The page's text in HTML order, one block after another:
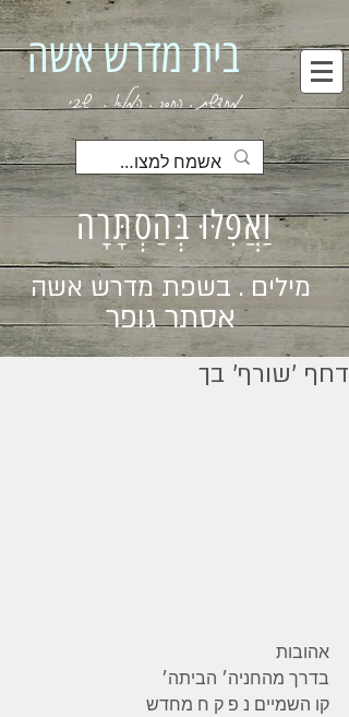
בית מדרש אשה
מחדשת . החסר . המלא . שבי
וַאֲפִלּוּ בְּהַסְתָּרָה
מילים . בשפת מדרש אשה
אסתר גופר
דחף ׳שורף׳ בך
אהובות
בדרך מהחניה׳ הביתה׳
קו השמיים נ פ ק ח מחדש